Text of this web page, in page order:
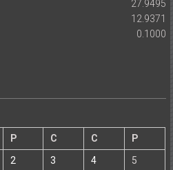
27.9495
12.9371
0.1000
P C C
P
2 3 4
5